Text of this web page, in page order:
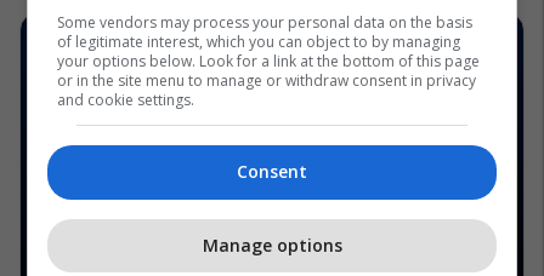
Some vendors may process your personal data on the basis
of legitimate interest, which you can object to by managing
your options below. Look for a link at the bottom of this page
or in the site menu to manage or withdraw consent in privacy
and cookie settings.
Consent
Manage options